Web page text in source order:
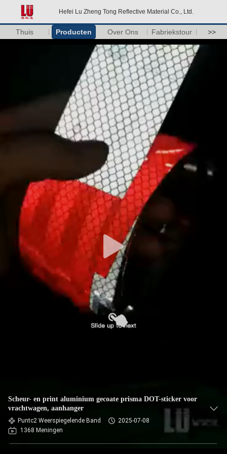
Hefei Lu Zheng Tong Reflective Material Co., Ltd.
Thuis Producten Over Ons Fabriekstour >>
Scheur- en print aluminium gecoate prisma DOT-sticker voor
vrachtwagen, aanhanger
Puntc2 Weerspiegelende Band
2025-07-08
1368 Meningen